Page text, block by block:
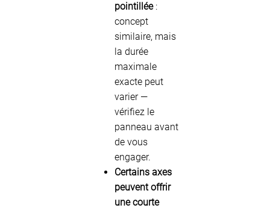
pointillée:
concept
similaire, mais
la durée
maximale
exacte peut
varier —
vérifiez le
panneau avant
de vous
engager.
Certains axes
peuvent offrir
une courte